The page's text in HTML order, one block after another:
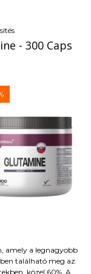
légzőszervi, vese,
szív- és
- 300 Caps
amely a legnagyobb
található meg az
közel 60%. A